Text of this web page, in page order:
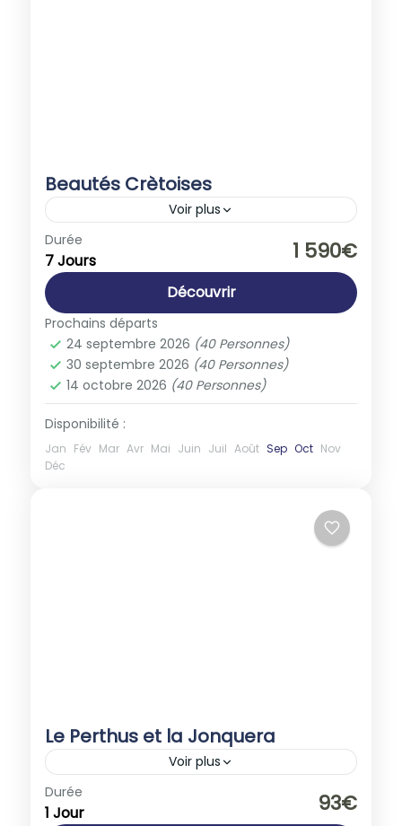
Beautés Crètoises
Voir plus
Europe
1-40 People
Durée
7 Jours 1 590€
Découvrir
Prochains départs
24 septembre 2026 (40 Personnes)
30 septembre 2026 (40 Personnes)
14 octobre 2026 (40 Personnes)
Disponibilité :
Jan Fév Mar Avr Mai Juin Juil Août Sep Oct Nov
Déc
Le Perthus et la Jonquera
Voir plus
Espagne
1-40 People
Durée
1 Jour 93€